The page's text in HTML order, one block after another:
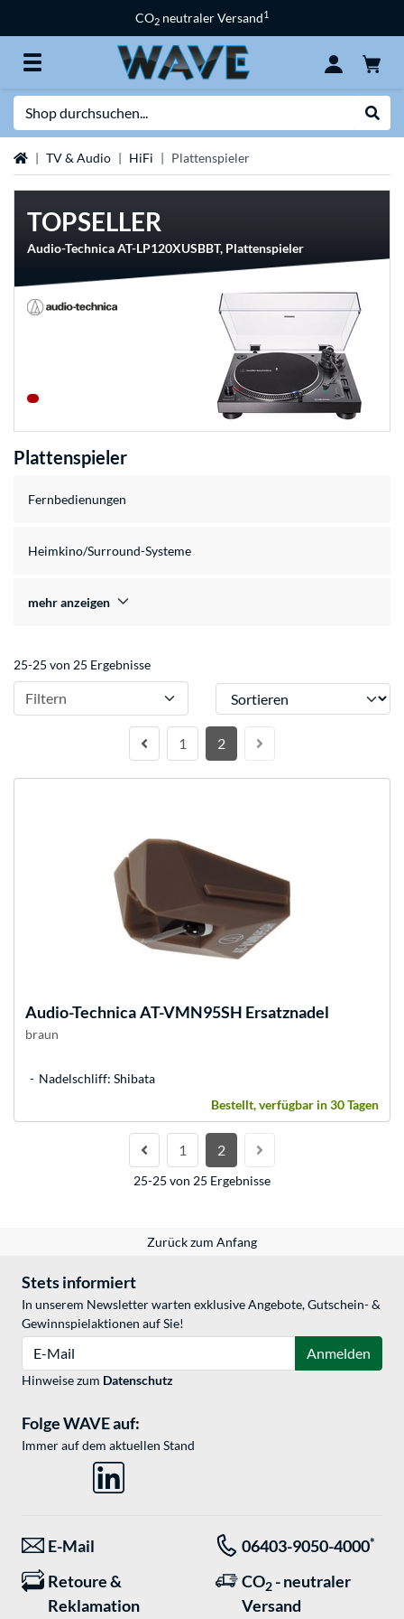
CO2 neutraler Versand1
StartseiteTV & Audio HiFi Plattenspieler
TOPSELLER
Audio-Technica AT-LP120XUSBBT, Plattenspieler
Plattenspieler
Fernbedienungen
Heimkino/Surround-Systeme
mehr anzeigen
25-25 von 25 Ergebnisse
Filtern Sortieren
1 2
Audio-TechnicaAT-VMN95SH Ersatznadel
braun
Nadelschliff: Shibata
Bestellt, verfügbar in 30 Tagen
1 2
25-25 von 25 Ergebnisse
Zurück zum Anfang
Stets informiert
In unserem Newsletter warten exklusive Angebote, Gutschein- &
Gewinnspielaktionen auf Sie!
Anmelden
Hinweise zum Datenschutz
Folge WAVE auf:
Immer auf dem aktuellen Stand
E-Mail 06403-9050-4000*
Retoure &
Reklamation
CO2 - neutraler
Versand